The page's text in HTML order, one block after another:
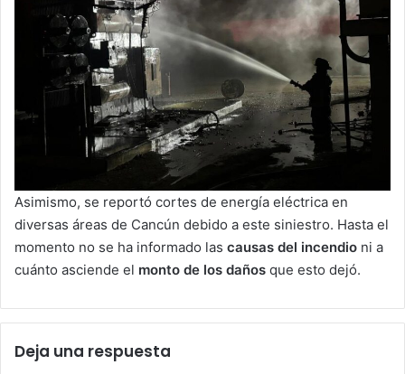
Asimismo, se reportó cortes de energía eléctrica en
diversas áreas de Cancún debido a este siniestro. Hasta el
momento no se ha informado las causas del incendio ni a
cuánto asciende el monto de los daños que esto dejó.
Deja una respuesta